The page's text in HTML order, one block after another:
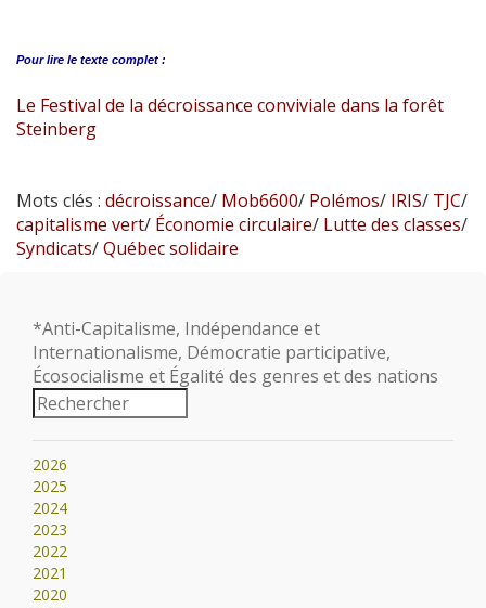
Pour lire le texte complet :
Le Festival de la décroissance conviviale dans la forêt
Steinberg
Mots clés : décroissance/ Mob6600/ Polémos/ IRIS/ TJC/
capitalisme vert/ Économie circulaire/ Lutte des classes/
Syndicats/Québec solidaire
*Anti-Capitalisme, Indépendance et
Internationalisme, Démocratie participative,
Écosocialisme et Égalité des genres et des nations
2026
2025
2024
2023
2022
2021
2020